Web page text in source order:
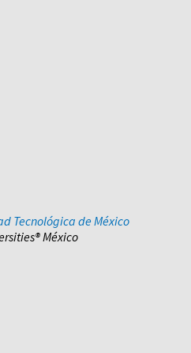
Tecnológica de México
México